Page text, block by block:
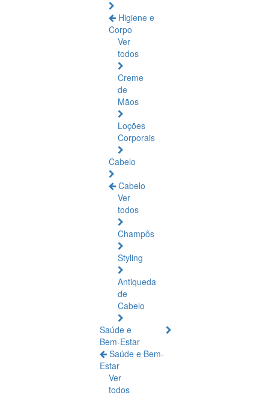
Higiene e
Corpo
Ver
todos
Creme
de
Mãos
Loções
Corporais
Cabelo
Cabelo
Ver
todos
Champôs
Styling
Antiqueda
de
Cabelo
Saúde e
Bem-Estar
Saúde e Bem-
Estar
Ver
todos